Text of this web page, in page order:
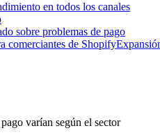
en todos los canales
sobre problemas de pago
comerciantes de Shopify
varían según el sector